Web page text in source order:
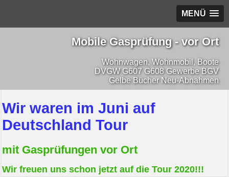
MENÜ
Mobile Gasprüfung - vor Ort
Wohnwagen, Wohnmobil, Boote
DVGW G607 G608 Gewerbe BGV
Gelbe Bücher Neu-Abnahmen
Wir waren im Juni auf
Deutschland Tour
mit Gasprüfungen vor Ort
Wir freuen uns schon jetzt auf die Tour 2020!!!